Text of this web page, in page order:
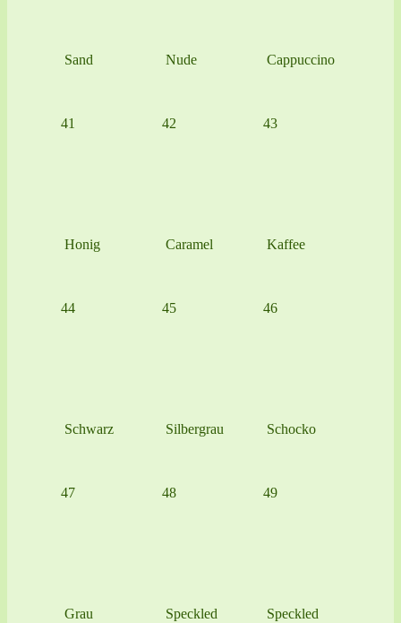
Sand Nude Cappuccino
41
Honig
42
Caramel
43
Kaffee
44
Schwarz
45
Silbergrau
46
Schocko
47
Grau
48
Speckled
49
Speckled